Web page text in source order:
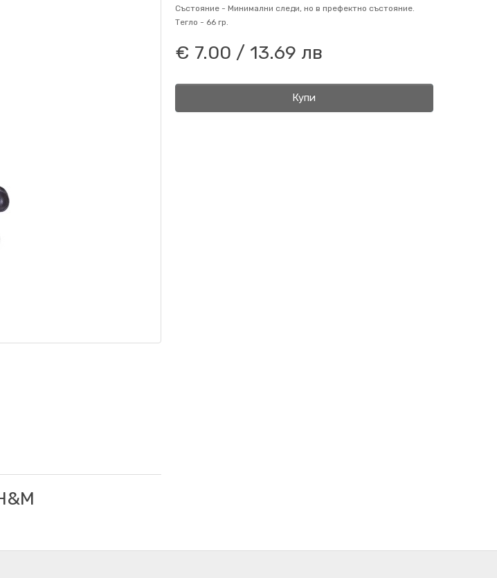
Състояние - Минимални следи, но в префектно състояние.
Тегло - 66 гр.
€ 7.00 / 13.69 лв
Купи